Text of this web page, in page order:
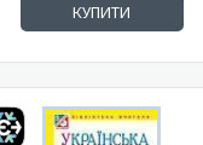
КУПИТИ